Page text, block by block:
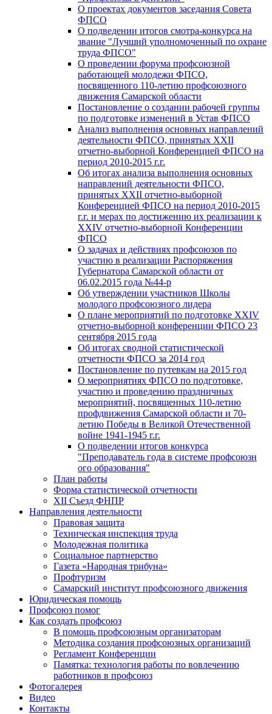
О проектах документов заседания Совета
ФПСО
О подведении итогов смотра-конкурса на
звание "Лучший уполномоченный по охране
труда ФПСО"
О проведении форума профсоюзной
работающей молодежи ФПСО,
посвященного 110-летию профсоюзного
движения Самарской области
Постановление о создании рабочей группы
по подготовке изменений в Устав ФПСО
Анализ выполнения основных направлений
деятельности ФПСО, принятых XXII
отчетно-выборной Конференцией ФПСО на
период 2010-2015 г.г.
Об итогах анализа выполнения основных
направлений деятельности ФПСО,
принятых XXII отчетно-выборной
Конференцией ФПСО на период 2010-2015
г.г. и мерах по достижению их реализации к
XXIV отчетно-выборной Конференции
ФПСО
О задачах и действиях профсоюзов по
участию в реализации Распоряжения
Губернатора Самарской области от
06.02.2015 года №44-р
Об утверждении участников Школы
молодого профсоюзного лидера
О плане мероприятий по подготовке XXIV
отчетно-выборной конференции ФПСО 23
сентября 2015 года
Об итогах сводной статистической
отчетности ФПСО за 2014 год
Постановление по путевкам на 2015 год
О мероприятиях ФПСО по подготовке,
участию и проведению праздничных
мероприятий, посвященных 110-летию
профдвижения Самарской области и 70-
летию Победы в Великой Отечественной
войне 1941-1945 г.г.
О подведении итогов конкурса
"Преподаватель года в системе профсоюзн
ого образования"
План работы
Форма статистической отчетности
XII Съезд ФНПР
Направления деятельности
Правовая защита
Техническая инспекция труда
Молодежная политика
Социальное партнерство
Газета «Народная трибуна»
Профтуризм
Самарский институт профсоюзного движения
Юридическая помощь
Профсоюз помог
Как создать профсоюз
В помощь профсоюзным организаторам
Методика создания профсоюзных организаций
Регламент Конференции
Памятка: технология работы по вовлечению
работников в профсоюз
Фотогалерея
Видео
Контакты